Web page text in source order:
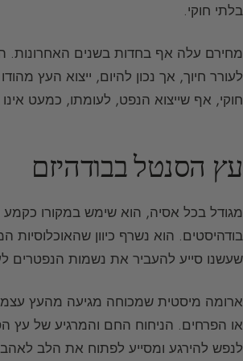
בלתי חוקי.
מחירם עלה אף בחדות בשנים האחרונות.
לעורר חיוך, אך נכון להיום, ייצוא העץ
חוקי, אף שייצוא הנפט, לעומתו, כמעט
עץ הסנטל בבודהיזם
מגודל בכל אסיה, הוא שימש במקורו כקמע
בודהיסטים. הוא נשרף כיוון שהאוכלוסיות
שעשנו סייע להעביר את נשמות הנפטרים
ארומה מיסטית שמכוחה מגיעה מהעץ
או הפרחים. הניחוח החם והמרגיע של עץ
לנפש להירגע ומסייע לפתוח את הלב